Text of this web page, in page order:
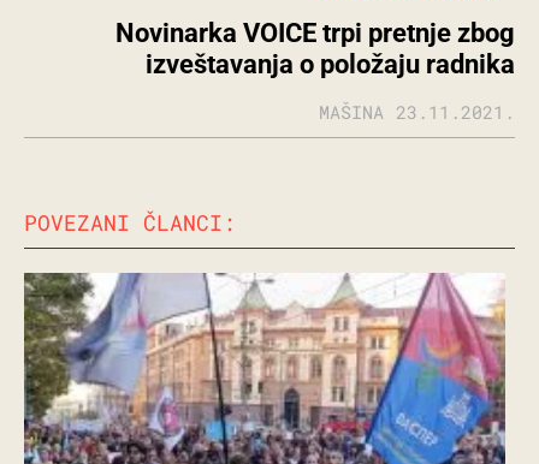
Novinarka VOICE trpi pretnje zbog
izveštavanja o položaju radnika
MAŠINA 23.11.2021.
POVEZANI ČLANCI: